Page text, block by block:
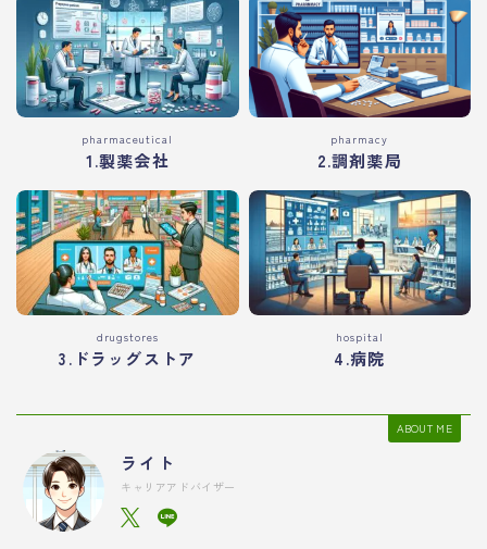
pharmaceutical
1.製薬会社
pharmacy
2.調剤薬局
drugstores
3.ドラッグストア
hospital
4.病院
ABOUT ME
ライト
キャリアアドバイザー